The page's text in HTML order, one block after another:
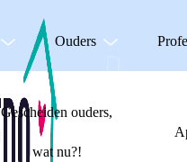
Ouders
Gescheiden ouders,
wat nu?!